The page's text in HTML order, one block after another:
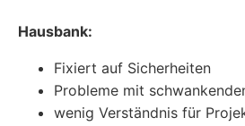
Hausbank:
Fixiert auf Sicherheiten
Probleme mit
wenig Verständnis für